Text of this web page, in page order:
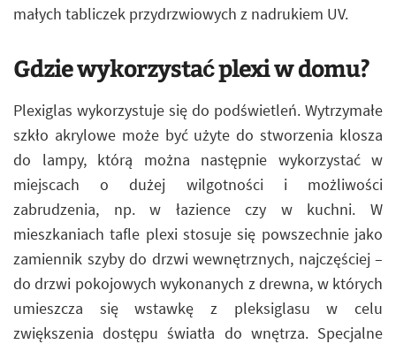
małych tabliczek przydrzwiowych z nadrukiem UV.
Gdzie wykorzystać plexi w domu?
Plexiglas wykorzystuje się do podświetleń. Wytrzymałe
szkło akrylowe może być użyte do stworzenia klosza
do lampy, którą można następnie wykorzystać w
miejscach o dużej wilgotności i możliwości
zabrudzenia, np. w łazience czy w kuchni. W
mieszkaniach tafle plexi stosuje się powszechnie jako
zamiennik szyby do drzwi wewnętrznych, najczęściej –
do drzwi pokojowych wykonanych z drewna, w których
umieszcza się wstawkę z pleksiglasu w celu
zwiększenia dostępu światła do wnętrza. Specjalne